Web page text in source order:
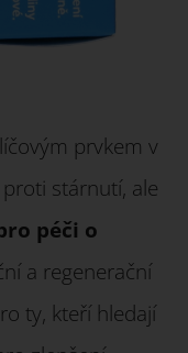
prvkem v
stárnutí, ale
péči o
a regenerační
ty, kteří hledají